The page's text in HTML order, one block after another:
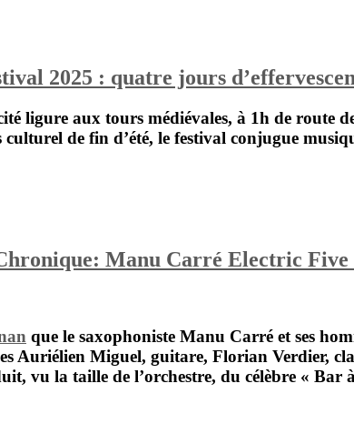
2025 : quatre jours
ligure aux tours médiévales, à 1h de route
culturel de fin d’été, le festival conjugue
Manu Carré Electric
que le saxophoniste Manu Carré et ses
Auriélien Miguel, guitare, Florian Verdier,
vu la taille de l’orchestre, du célèbre « Bar